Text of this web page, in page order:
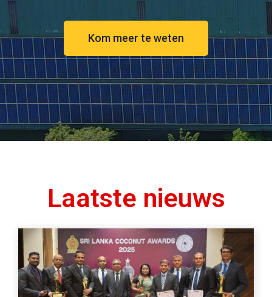
Kom meer te weten
Laatste nieuws